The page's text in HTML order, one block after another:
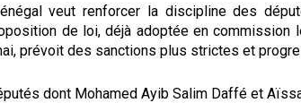
veut renforcer la discipline des
de loi, déjà adoptée en commission
prévoit des sanctions plus strictes et
dont Mohamed Ayib Salim Daffé et